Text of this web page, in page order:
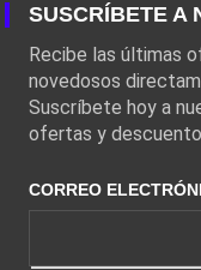
SUSCRÍBETE A
Recibe las últimas
novedosos
Suscríbete hoy a
ofertas y
CORREO